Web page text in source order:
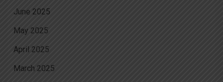
June 2025
May 2025
April 2025
March 2025